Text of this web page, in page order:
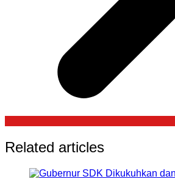
Related articles